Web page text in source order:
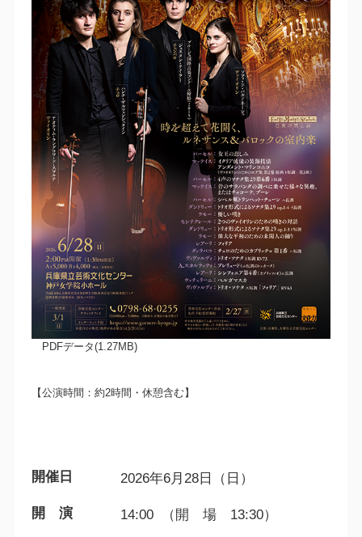
PDFデータ(1.27MB)
【公演時間：約2時間・休憩含む】
開催日 2026年6月28日（日）
開 演 14:00 （開 場 13:30）